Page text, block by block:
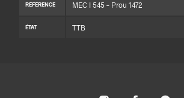
RÉFÉRENCE MEC I 545 – Prou 1472
ÉTAT TTB